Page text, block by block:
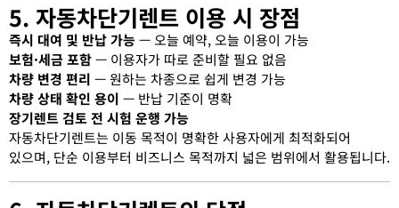
5. 자동차단기렌트 이용 시 장점
즉시 대여 및 반납 가능— 오늘 예약, 오늘 이용이 가능
보험·세금 포함— 이용자가 따로 준비할 필요 없음
차량 변경 편리 — 원하는 차종으로 쉽게 변경 가능
차량 상태 확인 용이 — 반납 기준이 명확
장기렌트 검토 전 시험 운행 가능
자동차단기렌트는 이동 목적이 명확한 사용자에게 최적화되어
있으며, 단순 이용부터 비즈니스 목적까지 넓은 범위에서 활용됩니다.